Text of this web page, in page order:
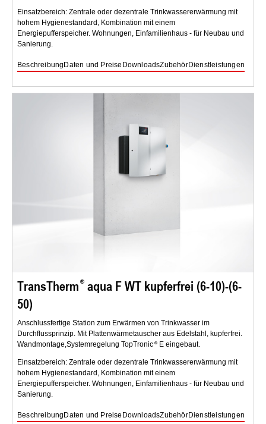
Einsatzbereich: Zentrale oder dezentrale Trinkwassererwärmung mit
hohem Hygienestandard, Kombination mit einem
Energiepufferspeicher. Wohnungen, Einfamilienhaus - für Neubau und
Sanierung.
Beschreibung Daten und Preise DownloadsZubehörDienstleistungen
TransTherm aqua F WT kupferfrei (6-10)-(6-
50)
Anschlussfertige Station zum Erwärmen von Trinkwasser im
Durchflussprinzip. Mit Plattenwärmetauscher aus Edelstahl, kupferfrei.
Wandmontage,Systemregelung TopTronic
E eingebaut.
Einsatzbereich: Zentrale oder dezentrale Trinkwassererwärmung mit
hohem Hygienestandard, Kombination mit einem
Energiepufferspeicher. Wohnungen, Einfamilienhaus - für Neubau und
Sanierung.
BeschreibungDaten und Preise DownloadsZubehörDienstleistungen